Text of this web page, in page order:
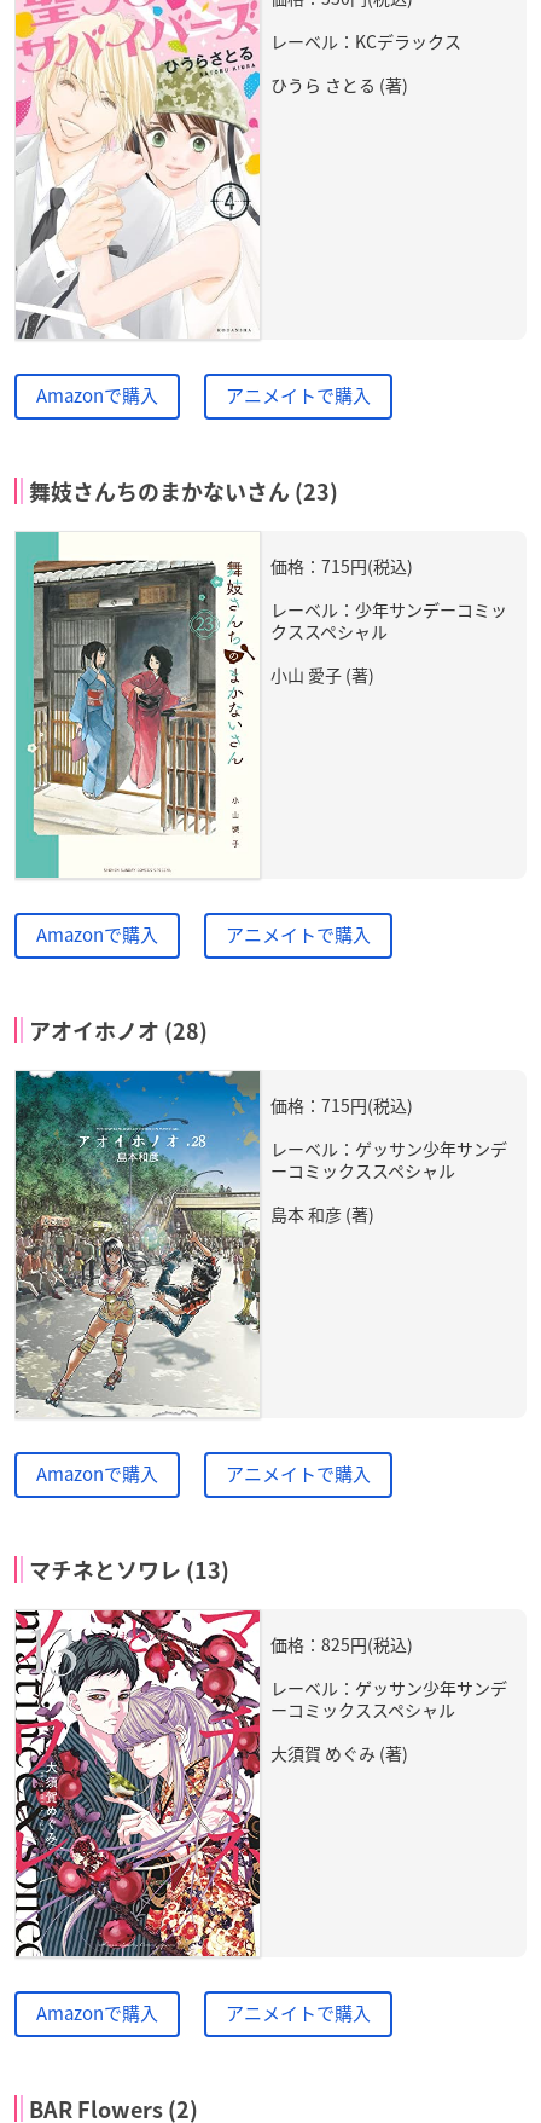
レーベル：KCデラックス
ひうら さとる (著)
Amazonで購入 アニメイトで購入
舞妓さんちのまかないさん (23)
価格：715円(税込)
レーベル：少年サンデーコミッ
クススペシャル
小山 愛子 (著)
Amazonで購入 アニメイトで購入
アオイホノオ (28)
価格：715円(税込)
レーベル：ゲッサン少年サンデ
ーコミックススペシャル
島本 和彦 (著)
Amazonで購入 アニメイトで購入
マチネとソワレ (13)
価格：825円(税込)
レーベル：ゲッサン少年サンデ
ーコミックススペシャル
大須賀 めぐみ (著)
Amazonで購入 アニメイトで購入
BAR Flowers (2)